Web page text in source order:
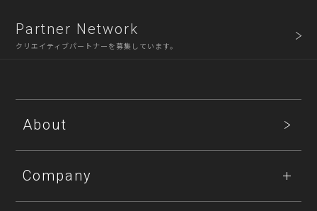
Partner Network
クリエイティブパートナーを募集しています。
About
Company